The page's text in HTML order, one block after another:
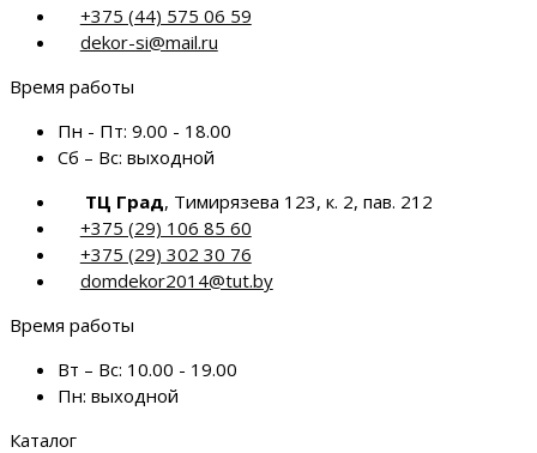
+375 (44) 575 06 59
dekor-si@mail.ru
Время работы
Пн - Пт: 9.00 - 18.00
Сб – Вс: выходной
ТЦ Град, Тимирязева 123, к. 2, пав. 212
+375 (29) 106 85 60
+375 (29) 302 30 76
domdekor2014@tut.by
Время работы
Вт – Вс: 10.00 - 19.00
Пн: выходной
Каталог